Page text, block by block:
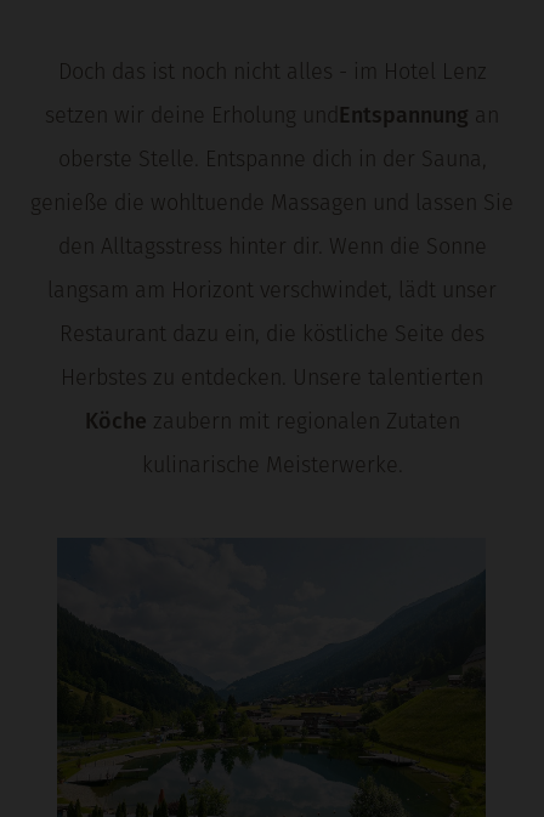
Doch das ist noch nicht alles - im Hotel Lenz
setzen wir deine Erholung und Entspannung an
oberste Stelle. Entspanne dich in der Sauna,
genieße die wohltuende Massagen und lassen Sie
den Alltagsstress hinter dir. Wenn die Sonne
langsam am Horizont verschwindet, lädt unser
Restaurant dazu ein, die köstliche Seite des
Herbstes zu entdecken. Unsere talentierten
Köche zaubern mit regionalen Zutaten
kulinarische Meisterwerke.